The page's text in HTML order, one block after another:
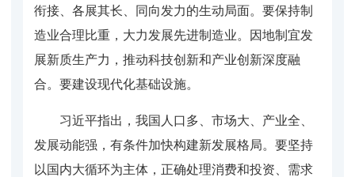
衔接、各展其长、同向发力的生动局面。要保持制
造业合理比重，大力发展先进制造业。因地制宜发
展新质生产力，推动科技创新和产业创新深度融
合。要建设现代化基础设施。
习近平指出，我国人口多、市场大、产业全、
发展动能强，有条件加快构建新发展格局。要坚持
以国内大循环为主体，正确处理消费和投资、需求